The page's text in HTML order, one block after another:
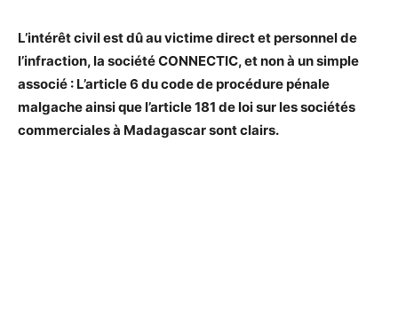
L’intérêt civil est dû au victime direct et personnel de
l’infraction, la société CONNECTIC, et non à un simple
associé : L’article 6 du code de procédure pénale
malgache ainsi que l’article 181 de loi sur les sociétés
commerciales à Madagascar sont clairs.